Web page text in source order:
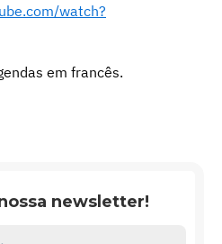
watch?
em francês.
newsletter!